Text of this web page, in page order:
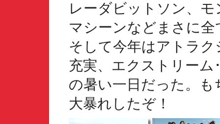
レーダビットソン、
マシーンなどまさに
そして今年はアトラ
充実、エクストリー
の暑い一日だった。
大暴れしたぞ！